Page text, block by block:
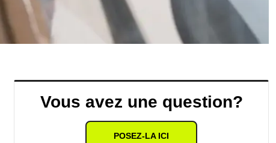
Vous avez une question?
POSEZ-LA ICI